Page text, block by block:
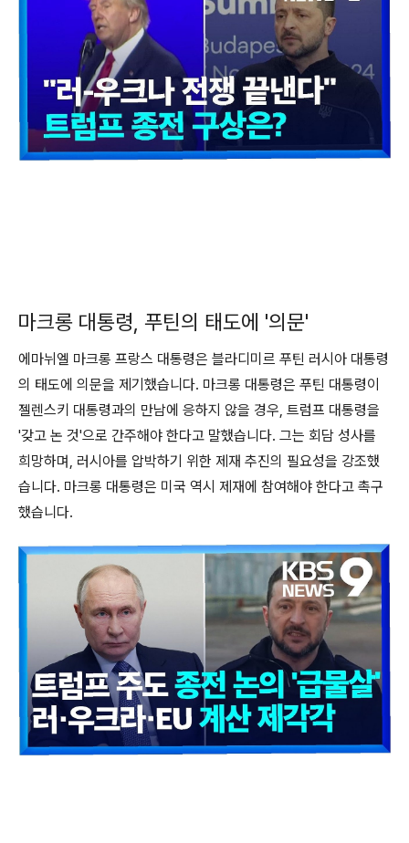
마크롱 대통령, 푸틴의 태도에 '의문'
에마뉘엘 마크롱 프랑스 대통령은 블라디미르 푸틴 러시아 대통령
의 태도에 의문을 제기했습니다. 마크롱 대통령은 푸틴 대통령이
젤렌스키 대통령과의 만남에 응하지 않을 경우, 트럼프 대통령을
'갖고 논 것'으로 간주해야 한다고 말했습니다. 그는 회담 성사를
희망하며, 러시아를 압박하기 위한 제재 추진의 필요성을 강조했
습니다. 마크롱 대통령은 미국 역시 제재에 참여해야 한다고 촉구
했습니다.